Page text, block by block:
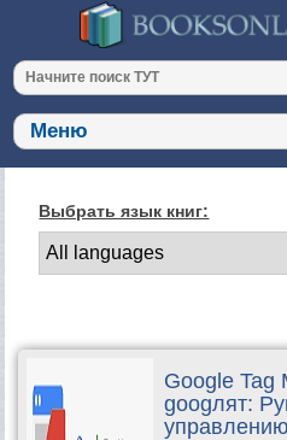
Выбрать язык книг:
Google Tag
googлят: